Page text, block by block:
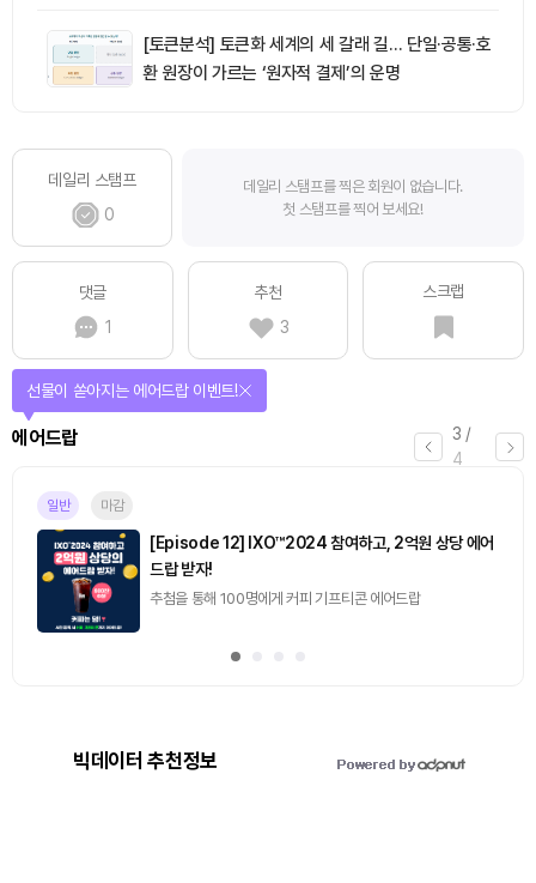
[토큰분석] 토큰화 세계의 세 갈래 길… 단일·공통·호
환 원장이 가르는 ‘원자적 결제’의 운명
데일리 스탬프
0
데일리 스탬프를 찍은 회원이 없습니다.
첫 스탬프를 찍어 보세요!
댓글
1
추천
3
스크랩
3 /
4
에어드랍
선물이 쏟아지는 에어드랍 이벤트!
일반 마감
[Episode 12] IXO™2024 참여하고, 2억원 상당 에어
드랍 받자!
추첨을 통해 100명에게 커피 기프티콘 에어드랍
빅데이터 추천정보